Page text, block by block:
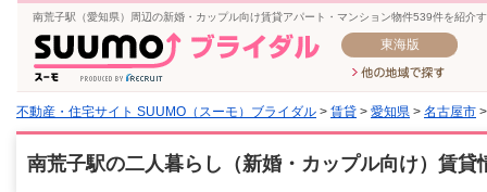
南荒子駅（愛知県）周辺の新婚・カップル向け賃貸アパート・マンション物件539件を紹介
東海版
不動産・住宅サイト SUUMO（スーモ）ブライダル > 賃貸 > 愛知県 > 名古屋市
南荒子駅の二人暮らし（新婚・カップル向け）賃貸